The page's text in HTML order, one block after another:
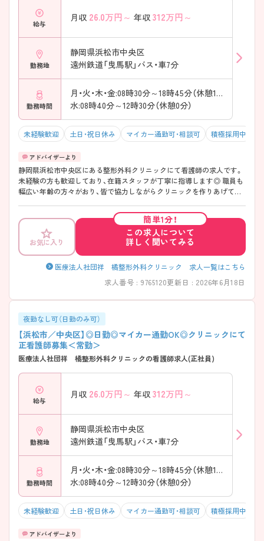
給与
月収 26.0万円～ 年収 312万円～
勤務地
静岡県浜松市中央区
遠州鉄道「曳馬駅」バス・車7分
勤務時間
月・火・木・金:08時30分～18時45分（休憩145分）
水:08時40分～12時30分（休憩0分）
未経験歓迎 土日・祝日休み マイカー通勤可・相談可 積極採用中
静岡県浜松市中央区にある整形外科クリニックにて看護師の求人です。
未経験の方も歓迎しており、在籍スタッフが丁寧に指導します◎ 職員も
幅広い年齢の方々がおり、皆で協力しながらクリニックを作りあげてい
お気に入り
簡単1分！
この求人について
詳しく聞いてみる
医療法人社団祥 橘整形外科クリニック 求人一覧はこちら
求人番号 : 9765120更新日 : 2026年6月18日
夜勤なし可（日勤のみ可）
【浜松市／中央区】◎日勤◎マイカー通勤OK◎クリニックにて
正看護師募集＜常勤＞
医療法人社団祥 橘整形外科クリニックの看護師求人(正社員)
給与
月収 26.0万円～ 年収 312万円～
勤務地
静岡県浜松市中央区
遠州鉄道「曳馬駅」バス・車7分
勤務時間
月・火・木・金:08時30分～18時45分（休憩145分）
水:08時40分～12時30分（休憩0分）
未経験歓迎 土日・祝日休み マイカー通勤可・相談可 積極採用中